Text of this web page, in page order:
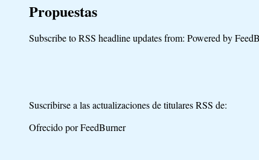
Propuestas
Subscribe to RSS headline updates from: Powered by
Suscribirse a las actualizaciones de titulares RSS de:
Ofrecido por FeedBurner